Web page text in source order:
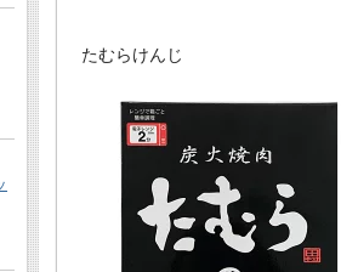
たむらけんじ